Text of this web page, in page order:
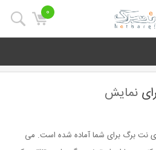
0
نمایش
نت برگ برای شما آماده شده است. می